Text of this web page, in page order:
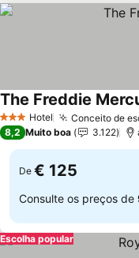
3 EstrelasHotel Conceito de
The Freddie
8,2 Muito boa 3.122
De € 125
Consulte os preços de
Escolha popular